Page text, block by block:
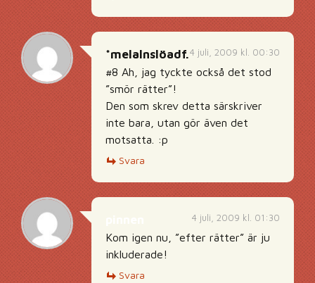
4 juli, 2009 kl. 00:30
*melalnslöadf.
#8 Ah, jag tyckte också det stod
”smör rätter”!
Den som skrev detta särskriver
inte bara, utan gör även det
motsatta. :p
Svara
4 juli, 2009 kl. 01:30
Kom igen nu, ”efter rätter” är ju
inkluderade!
Svara